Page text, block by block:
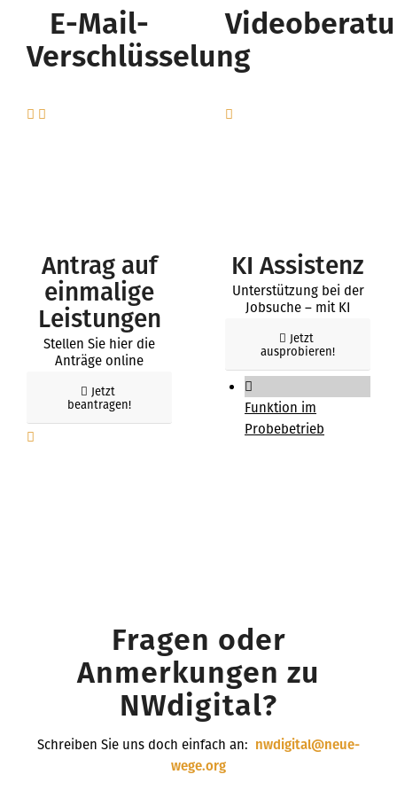
E-Mail-
Verschlüsselung
Antrag auf
einmalige
Leistungen
Stellen Sie hier die
Anträge online
Jetzt
beantragen!
KI Assistenz
Unterstützung bei der
Jobsuche – mit KI
Jetzt
ausprobieren!
Funktion im
Probebetrieb
Fragen oder
Anmerkungen zu
NWdigital?
Schreiben Sie uns doch einfach an: nwdigital@neue-
wege.org